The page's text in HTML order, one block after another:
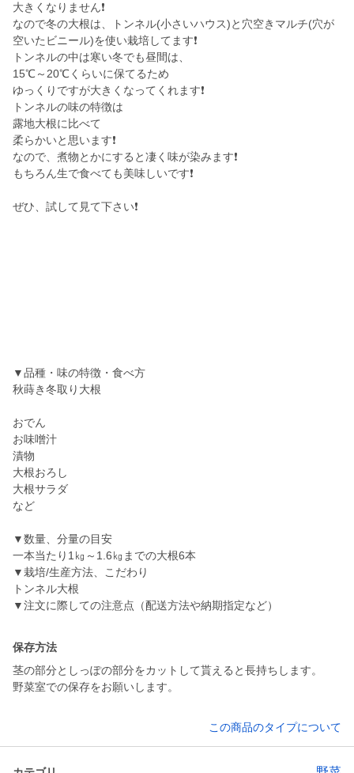
大きくなりません❗
なので冬の大根は、トンネル(小さいハウス)と穴空きマルチ(穴が
空いたビニール)を使い栽培してます❗
トンネルの中は寒い冬でも昼間は、
15℃～20℃くらいに保てるため
ゆっくりですが大きくなってくれます❗
トンネルの味の特徴は
露地大根に比べて
柔らかいと思います❗
なので、煮物とかにすると凄く味が染みます❗
もちろん生で食べても美味しいです❗
ぜひ、試して見て下さい❗
▼品種・味の特徴・食べ方
秋蒔き冬取り大根
おでん
お味噌汁
漬物
大根おろし
大根サラダ
など
▼数量、分量の目安
一本当たり1㎏～1.6㎏までの大根6本
▼栽培/生産方法、こだわり
トンネル大根
▼注文に際しての注意点（配送方法や納期指定など）
保存方法
茎の部分としっぽの部分をカットして貰えると長持ちします。
野菜室での保存をお願いします。
この商品のタイプについて